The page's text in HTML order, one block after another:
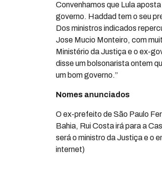
Convenhamos que Lula
governo. Haddad tem o seu
Dos ministros indicados
Jose Mucio Monteiro, com
Ministério da Justiça e o ex-
disse um bolsonarista ontem
um bom governo.”
Nomes anunciados
O ex-prefeito de São Paulo
Bahia, Rui Costa irá para a
será o ministro da Justiça e o
internet)